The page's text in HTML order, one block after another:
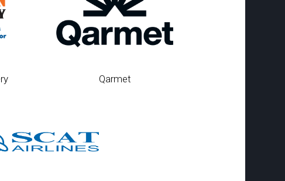
Qarmet